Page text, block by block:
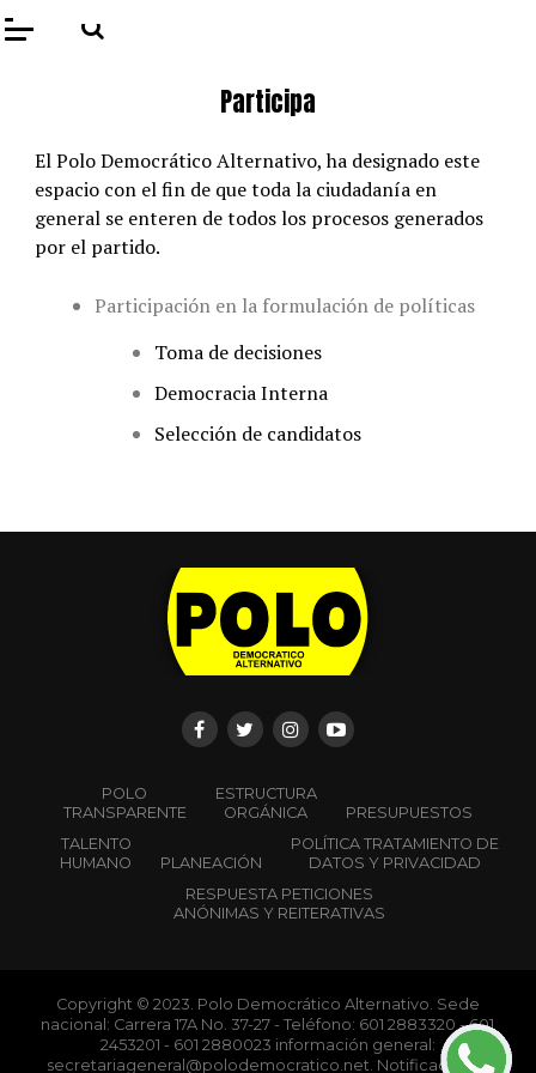
Participa
El Polo Democrático Alternativo, ha designado este
espacio con el fin de que toda la ciudadanía en
general se enteren de todos los procesos generados
por el partido.
Participación en la formulación de políticas
Toma de decisiones
Democracia Interna
Selección de candidatos
POLO
TRANSPARENTE
ESTRUCTURA
ORGÁNICA
PRESUPUESTOS
TALENTO
HUMANO
PLANEACIÓN
POLÍTICA TRATAMIENTO DE
DATOS Y PRIVACIDAD
RESPUESTA PETICIONES
ANÓNIMAS Y REITERATIVAS
Copyright © 2023. Polo Democrático Alternativo. Sede
nacional: Carrera 17A No. 37-27 - Teléfono: 601 2883320 - 601
2453201 - 601 2880023 información general:
secretariageneral@polodemocratico.net. Notificaciones